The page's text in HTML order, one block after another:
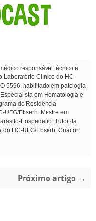
responsável técnico e
Laboratório Clínico do HC-
5596, habilitado em patologia
em Hematologia e
de Residência
UFG/Ebserh. Mestre em
Hospedeiro. Tutor da
HC-UFG/Ebserh. Criador
Próximo artigo →